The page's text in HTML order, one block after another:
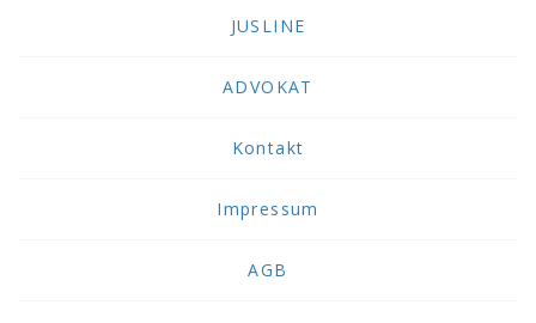
JUSLINE
ADVOKAT
Kontakt
Impressum
AGB